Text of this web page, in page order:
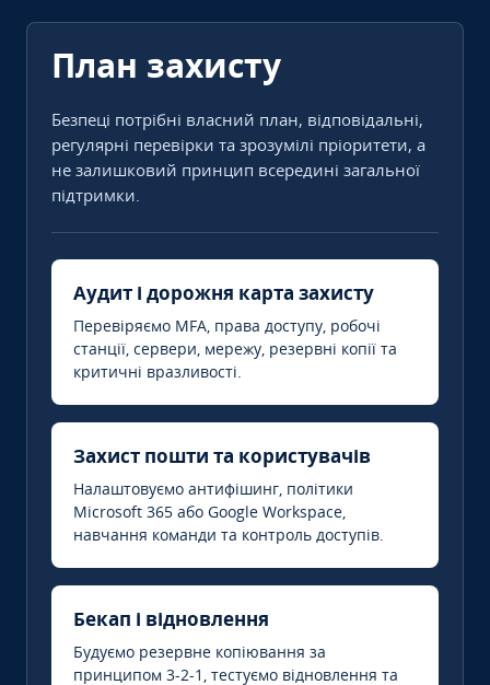
План захисту
Безпеці потрібні власний план, відповідальні,
регулярні перевірки та зрозумілі пріоритети, а
не залишковий принцип всередині загальної
підтримки.
Аудит і дорожня карта захисту
Перевіряємо MFA, права доступу, робочі
станції, сервери, мережу, резервні копії та
критичні вразливості.
Захист пошти та користувачів
Налаштовуємо антифішинг, політики
Microsoft 365 або Google Workspace,
навчання команди та контроль доступів.
Бекап і відновлення
Будуємо резервне копіювання за
принципом 3-2-1, тестуємо відновлення та